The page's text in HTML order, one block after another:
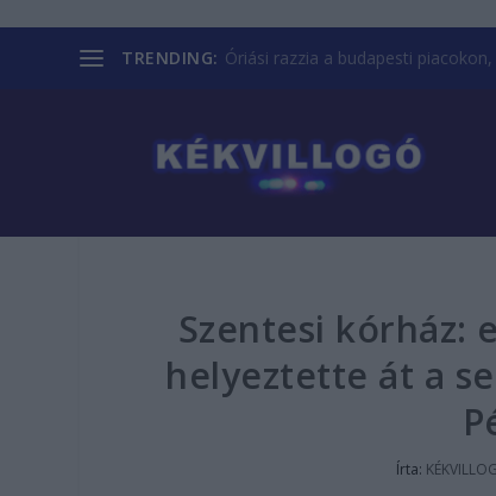
TRENDING: Óriási razzia a budapesti
Szentesi kórház:
helyeztette át a
Írta: